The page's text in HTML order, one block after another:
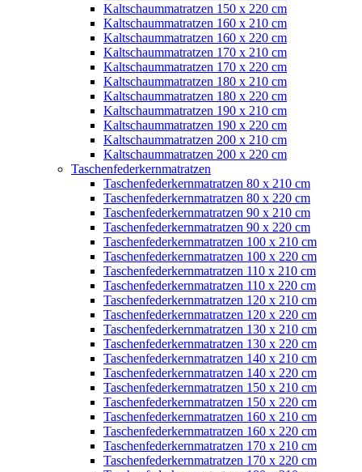
Kaltschaummatratzen 150 x 220 cm
Kaltschaummatratzen 160 x 210 cm
Kaltschaummatratzen 160 x 220 cm
Kaltschaummatratzen 170 x 210 cm
Kaltschaummatratzen 170 x 220 cm
Kaltschaummatratzen 180 x 210 cm
Kaltschaummatratzen 180 x 220 cm
Kaltschaummatratzen 190 x 210 cm
Kaltschaummatratzen 190 x 220 cm
Kaltschaummatratzen 200 x 210 cm
Kaltschaummatratzen 200 x 220 cm
Taschenfederkernmatratzen
Taschenfederkernmatratzen 80 x 210 cm
Taschenfederkernmatratzen 80 x 220 cm
Taschenfederkernmatratzen 90 x 210 cm
Taschenfederkernmatratzen 90 x 220 cm
Taschenfederkernmatratzen 100 x 210 cm
Taschenfederkernmatratzen 100 x 220 cm
Taschenfederkernmatratzen 110 x 210 cm
Taschenfederkernmatratzen 110 x 220 cm
Taschenfederkernmatratzen 120 x 210 cm
Taschenfederkernmatratzen 120 x 220 cm
Taschenfederkernmatratzen 130 x 210 cm
Taschenfederkernmatratzen 130 x 220 cm
Taschenfederkernmatratzen 140 x 210 cm
Taschenfederkernmatratzen 140 x 220 cm
Taschenfederkernmatratzen 150 x 210 cm
Taschenfederkernmatratzen 150 x 220 cm
Taschenfederkernmatratzen 160 x 210 cm
Taschenfederkernmatratzen 160 x 220 cm
Taschenfederkernmatratzen 170 x 210 cm
Taschenfederkernmatratzen 170 x 220 cm